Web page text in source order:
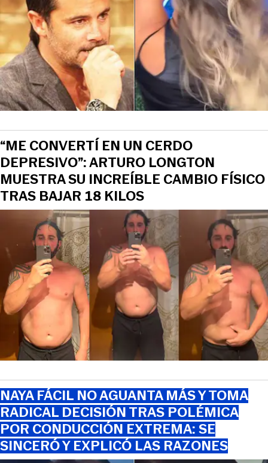
“ME CONVERTÍ EN UN CERDO
DEPRESIVO”: ARTURO LONGTON
MUESTRA SU INCREÍBLE CAMBIO FÍSICO
TRAS BAJAR 18 KILOS
NAYA FÁCIL NO AGUANTA MÁS Y TOMA
RADICAL DECISIÓN TRAS POLÉMICA
POR CONDUCCIÓN EXTREMA: SE
SINCERÓ Y EXPLICÓ LAS RAZONES